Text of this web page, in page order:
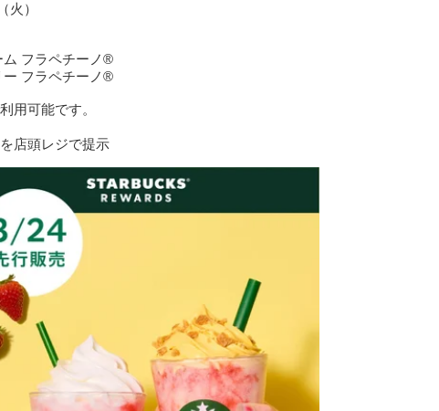
火）
ム フラペチーノ®
ー フラペチーノ®
用可能です。
店頭レジで提示